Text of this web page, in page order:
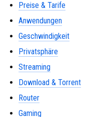
Preise & Tarife
Anwendungen
Geschwindigkeit
Privatsphäre
Streaming
Download & Torrent
Router
Gaming